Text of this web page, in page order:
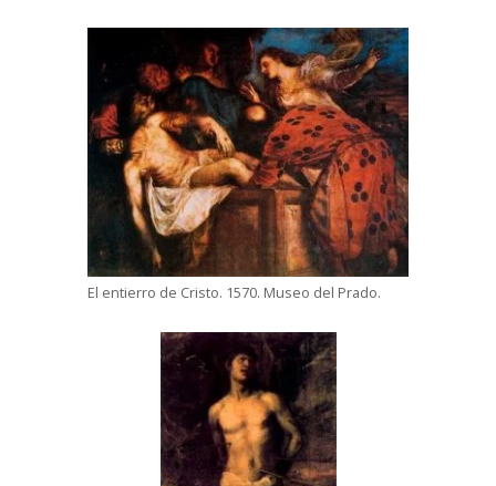
El entierro de Cristo. 1570. Museo del Prado.